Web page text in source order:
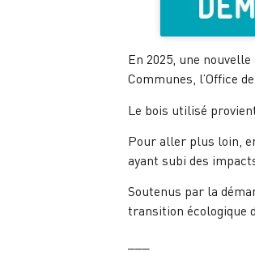
En 2025, une
Communes, l’Office
Le bois utilisé
Pour aller plus loin,
ayant subi des
Soutenus par la
transition écologique